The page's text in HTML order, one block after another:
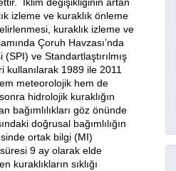
izleme ve kuraklık önleme
kuraklık izleme ve
Çoruh Havzası’nda
ve Standartlaştırılmış
kullanılarak 1989 ile 2011
meteorolojik hem de
hidrolojik kuraklığın
bağımlılıkları göz önünde
doğrusal bağımlılığın
ortak bilgi (MI)
süresi 9 ay olarak elde
sıklığı